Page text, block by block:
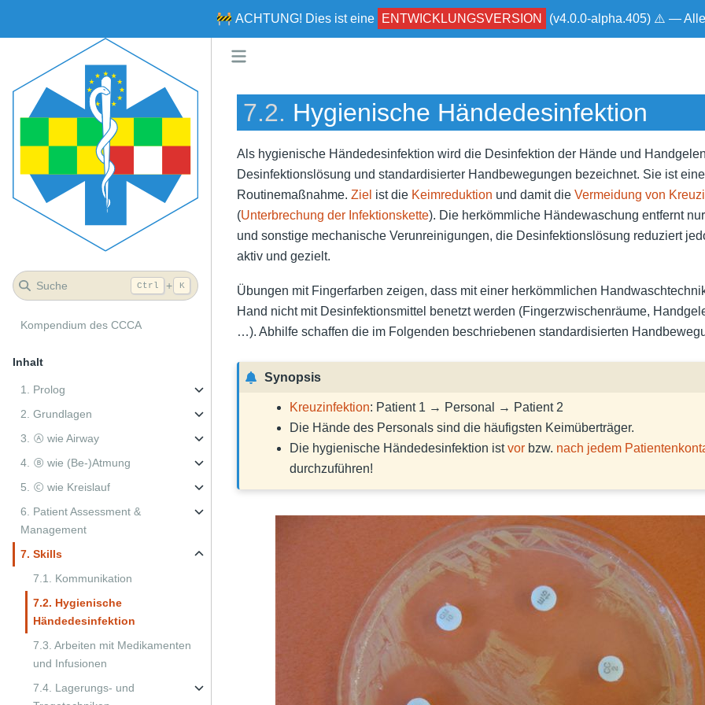
🚧 ACHTUNG! Dies ist eine ENTWICKLUNGSVERSION (v4.0.0-alpha.405) ⚠ —
Suche Ctrl + K
Kompendium des CCCA
Inhalt
1. Prolog
2. Grundlagen
3. Ⓐ wie Airway
4. Ⓑ wie (Be-)Atmung
5. Ⓒ wie Kreislauf
6. Patient Assessment &
Management
7. Skills
7.1. Kommunikation
7.2. Hygienische
Händedesinfektion
7.3. Arbeiten mit Medikamenten
und Infusionen
7.4. Lagerungs- und
7.2. Hygienische Händedesinfektion
Als hygienische Händedesinfektion wird die Desinfektion der Hände und
Desinfektionslösung und standardisierter Handbewegungen bezeichnet. Sie ist eine
Routinemaßnahme. Ziel ist die Keimreduktion und damit die Vermeidung von
(Unterbrechung der Infektionskette). Die herkömmliche Händewaschung entfernt
und sonstige mechanische Verunreinigungen, die Desinfektionslösung reduziert
aktiv und gezielt.
Übungen mit Fingerfarben zeigen, dass mit einer herkömmlichen
Hand nicht mit Desinfektionsmittel benetzt werden (Fingerzwischenräume,
…). Abhilfe schaffen die im Folgenden beschriebenen standardisierten
Synopsis
Kreuzinfektion: Patient 1 → Personal → Patient 2
Die Hände des Personals sind die häufigsten Keimüberträger.
Die hygienische Händedesinfektion istvorbzw. nach jedem
durchzuführen!